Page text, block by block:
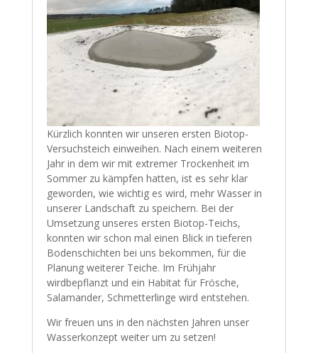
Kürzlich konnten wir unseren ersten Biotop-
Versuchsteich einweihen. Nach einem weiteren
Jahr in dem wir mit extremer Trockenheit im
Sommer zu kämpfen hatten, ist es sehr klar
geworden, wie wichtig es wird, mehr Wasser in
unserer Landschaft zu speichern. Bei der
Umsetzung unseres ersten Biotop-Teichs,
konnten wir schon mal einen Blick in tieferen
Bodenschichten bei uns bekommen, für die
Planung weiterer Teiche. Im Frühjahr
wirdbepflanzt und ein Habitat für Frösche,
Salamander, Schmetterlinge wird entstehen.
Wir freuen uns in den nächsten Jahren unser
Wasserkonzept weiter um zu setzen!